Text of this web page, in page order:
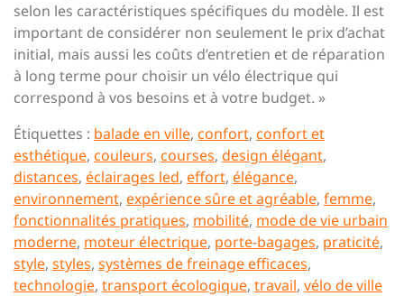
selon les caractéristiques spécifiques du modèle. Il est
important de considérer non seulement le prix d’achat
initial, mais aussi les coûts d’entretien et de réparation
à long terme pour choisir un vélo électrique qui
correspond à vos besoins et à votre budget. »
Étiquettes : balade en ville, confort, confort et
esthétique, couleurs, courses, design élégant,
distances, éclairages led, effort, élégance,
environnement, expérience sûre et agréable, femme,
fonctionnalités pratiques, mobilité, mode de vie urbain
moderne, moteur électrique, porte-bagages, praticité,
style, styles, systèmes de freinage efficaces,
technologie, transport écologique, travail, vélo de ville